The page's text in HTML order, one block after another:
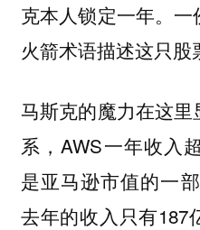
克本人锁定一年。
火箭术语描述这只股
马斯克的魔力在这
系，AWS一年收入
是亚马逊市值的一
去年的收入只有187